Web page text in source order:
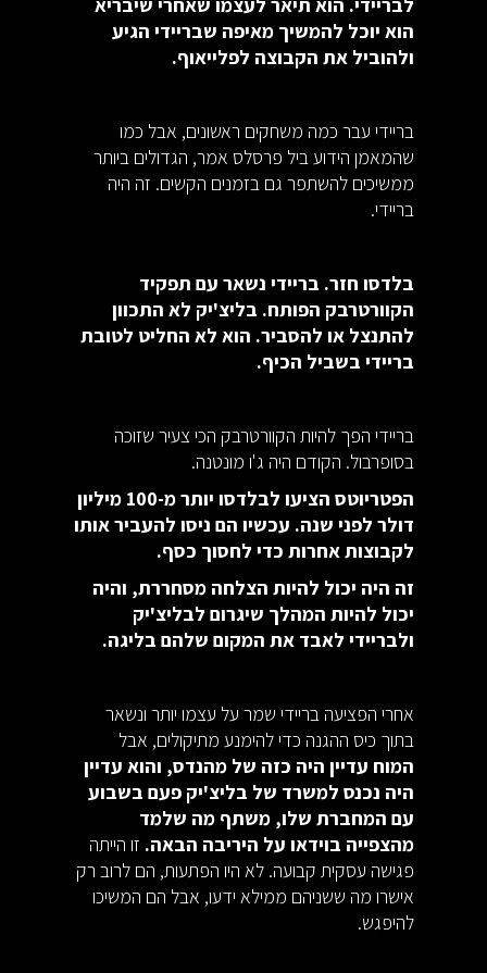
הוא יוכל להמשיך מאיפה שבריידי הגיע
ולהוביל את הקבוצה לפלייאוף.
בריידי עבר כמה משחקים ראשונים, אבל כמו
שהמאמן הידוע ביל פרסלס אמר, הגדולים ביותר
ממשיכים להשתפר גם בזמנים הקשים. זה היה
בריידי.
בלדסו חזר. בריידי נשאר עם תפקיד
הקוורטרבק הפותח. בליצ'יק לא התכוון
להתנצל או להסביר. הוא לא החליט לטובת
בריידי בשביל הכיף.
בריידי הפך להיות הקוורטרבק הכי צעיר שזוכה
בסופרבול. הקודם היה ג'ו מונטנה.
הפטריוטס הציעו לבלדסו יותר מ-100 מיליון
דולר לפני שנה. עכשיו הם ניסו להעביר אותו
לקבוצות אחרות כדי לחסוך כסף.
זה היה יכול להיות הצלחה מסחררת, והיה
יכול להיות המהלך שיגרום לבליצ'יק
ולבריידי לאבד את המקום שלהם בליגה.
אחרי הפציעה בריידי שמר על עצמו יותר ונשאר
בתוך כיס ההגנה כדי להימנע מתיקולים, אבל
המוח עדיין היה כזה של מהנדס, והוא עדיין
היה נכנס למשרד של בליצ'יק פעם בשבוע
עם המחברת שלו, משתף מה שלמד
מהצפייה בוידאו על היריבה הבאה. זו הייתה
פגישה עסקית קבועה. לא היו הפתעות, הם לרוב רק
אישרו מה ששניהם ממילא ידעו, אבל הם המשיכו
להיפגש.